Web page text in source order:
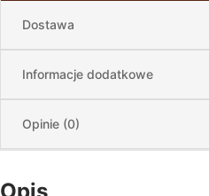
Dostawa
Informacje dodatkowe
Opinie (0)
Opis